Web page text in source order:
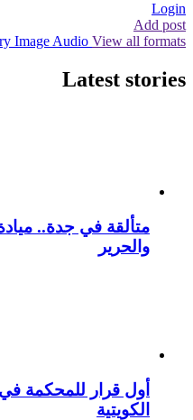
Login
Add post
Image Audio View all formats
Latest stories
متألقة في جدة..
والحرير
أول قرار للمحكمة
الكويتية